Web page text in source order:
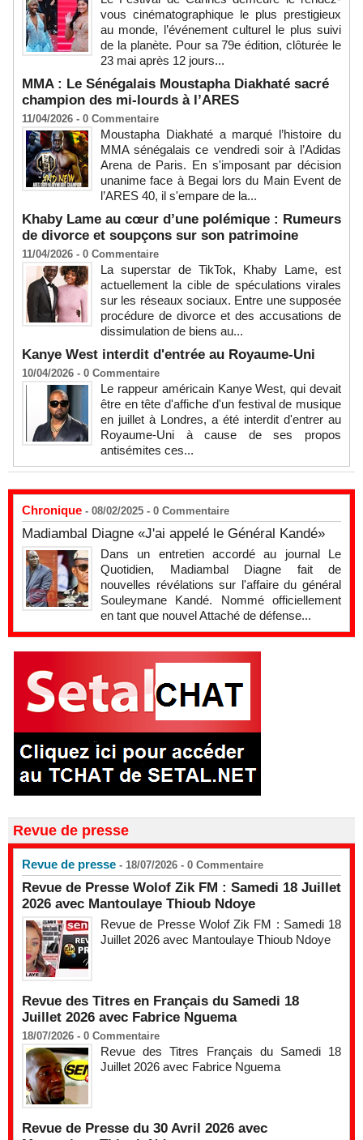
vous cinématographique le plus prestigieux
au monde, l’événement culturel le plus suivi
de la planète. Pour sa 79e édition, clôturée le
23 mai après 12 jours...
MMA : Le Sénégalais Moustapha Diakhaté sacré
champion des mi-lourds à l’ARES
11/04/2026 - 0 Commentaire
Moustapha Diakhaté a marqué l’histoire du
MMA sénégalais ce vendredi soir à l’Adidas
Arena de Paris. En s'imposant par décision
unanime face à Begai lors du Main Event de
l’ARES 40, il s'empare de la...
Khaby Lame au cœur d’une polémique : Rumeurs
de divorce et soupçons sur son patrimoine
11/04/2026 - 0 Commentaire
La superstar de TikTok, Khaby Lame, est
actuellement la cible de spéculations virales
sur les réseaux sociaux. Entre une supposée
procédure de divorce et des accusations de
dissimulation de biens au...
Kanye West interdit d'entrée au Royaume-Uni
10/04/2026 - 0 Commentaire
Le rappeur américain Kanye West, qui devait
être en tête d'affiche d'un festival de musique
en juillet à Londres, a été interdit d'entrer au
Royaume-Uni à cause de ses propos
antisémites ces...
Chronique - 08/02/2025 - 0 Commentaire
Madiambal Diagne «J'ai appelé le Général Kandé»
Dans un entretien accordé au journal Le
Quotidien, Madiambal Diagne fait de
nouvelles révélations sur l'affaire du général
Souleymane Kandé. Nommé officiellement
en tant que nouvel Attaché de défense...
Revue de presse
Revue de presse - 18/07/2026 - 0 Commentaire
Revue de Presse Wolof Zik FM : Samedi 18 Juillet
2026 avec Mantoulaye Thioub Ndoye
Revue de Presse Wolof Zik FM : Samedi 18
Juillet 2026 avec Mantoulaye Thioub Ndoye
Revue des Titres en Français du Samedi 18
Juillet 2026 avec Fabrice Nguema
18/07/2026 - 0 Commentaire
Revue des Titres Français du Samedi 18
Juillet 2026 avec Fabrice Nguema
Revue de Presse du 30 Avril 2026 avec